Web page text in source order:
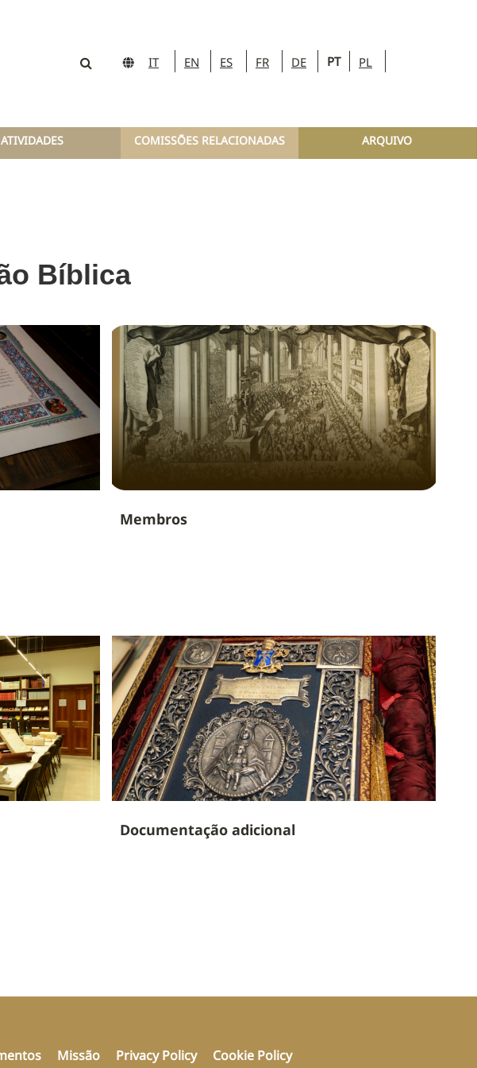
IT EN ES FR DE PT PL
ATIVIDADES COMISSÕES RELACIONADAS ARQUIVO
Bíblica
Membros
Documentação adicional
Missão Privacy Policy Cookie Policy